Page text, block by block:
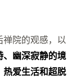
禅院的观感，以
、幽深寂静的境
热爱生活和超脱